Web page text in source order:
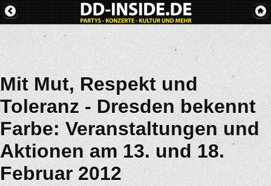
Mit Mut, Respekt und
Toleranz - Dresden bekennt
Farbe: Veranstaltungen und
Aktionen am 13. und 18.
Februar 2012